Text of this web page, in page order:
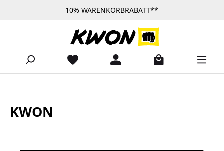
Zum Hauptinhalt springen10% WARENKORBRABATT**
KWON